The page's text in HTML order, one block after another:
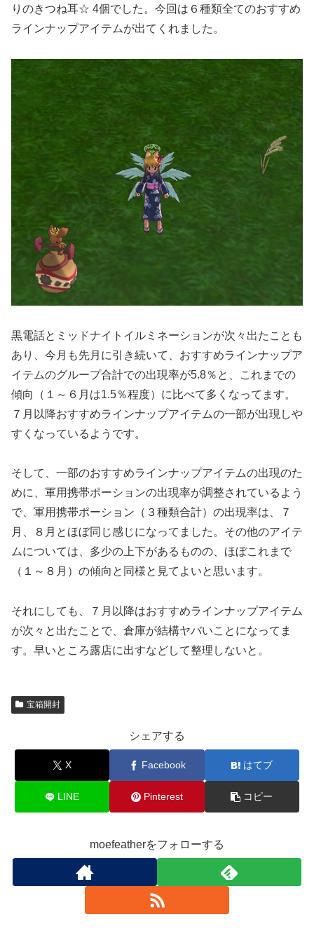
りのきつね耳☆ 4個でした。今回は６種類全てのおすすめ
ラインナップアイテムが出てくれました。
黒電話とミッドナイトイルミネーションが次々出たことも
あり、今月も先月に引き続いて、おすすめラインナップア
イテムのグループ合計での出現率が5.8％と、これまでの
傾向（１～６月は1.5％程度）に比べて多くなってます。
７月以降おすすめラインナップアイテムの一部が出現しや
すくなっているようです。
そして、一部のおすすめラインナップアイテムの出現のた
めに、軍用携帯ポーションの出現率が調整されているよう
で、軍用携帯ポーション（３種類合計）の出現率は、７
月、８月とほぼ同じ感じになってました。その他のアイテ
ムについては、多少の上下があるものの、ほぼこれまで
（１～８月）の傾向と同様と見てよいと思います。
それにしても、７月以降はおすすめラインナップアイテム
が次々と出たことで、倉庫が結構ヤバいことになってま
す。早いところ露店に出すなどして整理しないと。
宝箱開封
シェアする
X Facebook はてブ
LINE Pinterest コピー
moefeatherをフォローする